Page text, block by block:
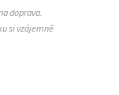
doprava.
si vzájemně